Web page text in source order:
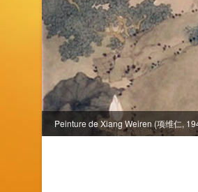
Peinture de Xiang Weiren (项维仁,